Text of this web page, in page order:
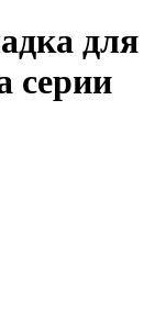
для
серии